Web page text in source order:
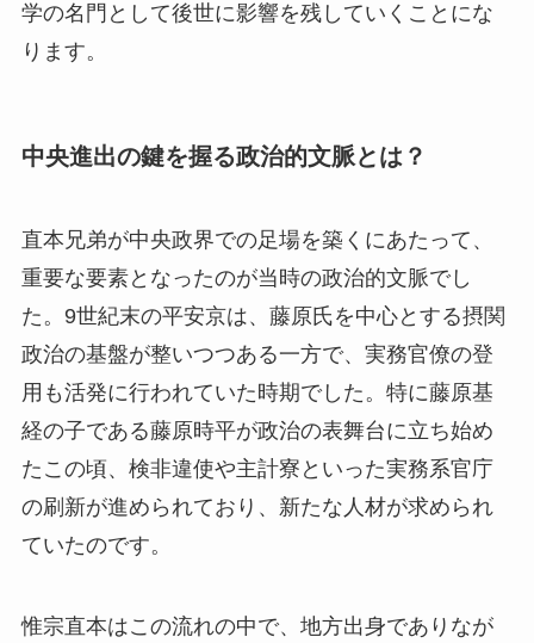
学の名門として後世に影響を残していくことにな
ります。
中央進出の鍵を握る政治的文脈とは？
直本兄弟が中央政界での足場を築くにあたって、
重要な要素となったのが当時の政治的文脈でし
た。9世紀末の平安京は、藤原氏を中心とする摂関
政治の基盤が整いつつある一方で、実務官僚の登
用も活発に行われていた時期でした。特に藤原基
経の子である藤原時平が政治の表舞台に立ち始め
たこの頃、検非違使や主計寮といった実務系官庁
の刷新が進められており、新たな人材が求められ
ていたのです。
惟宗直本はこの流れの中で、地方出身でありなが